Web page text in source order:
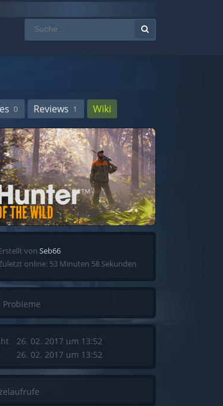
0 Reviews 1 Wiki
von Seb66
online: 53 Minuten 58 Sekunden
Probleme
26. 02. 2017 um 13:52
26. 02. 2017 um 13:52